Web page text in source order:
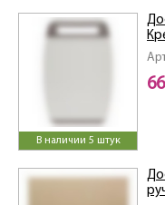
В наличии 5 штук